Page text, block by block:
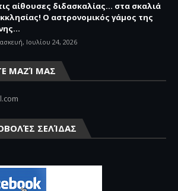
αίθουσες διδασκαλίας… στα σκαλιά
Ο αστρονομικός γάμος της
Ιουλίου 24, 2026
ΜΑΖΊ ΜΑΣ
ΣΕΛΊΔΑΣ